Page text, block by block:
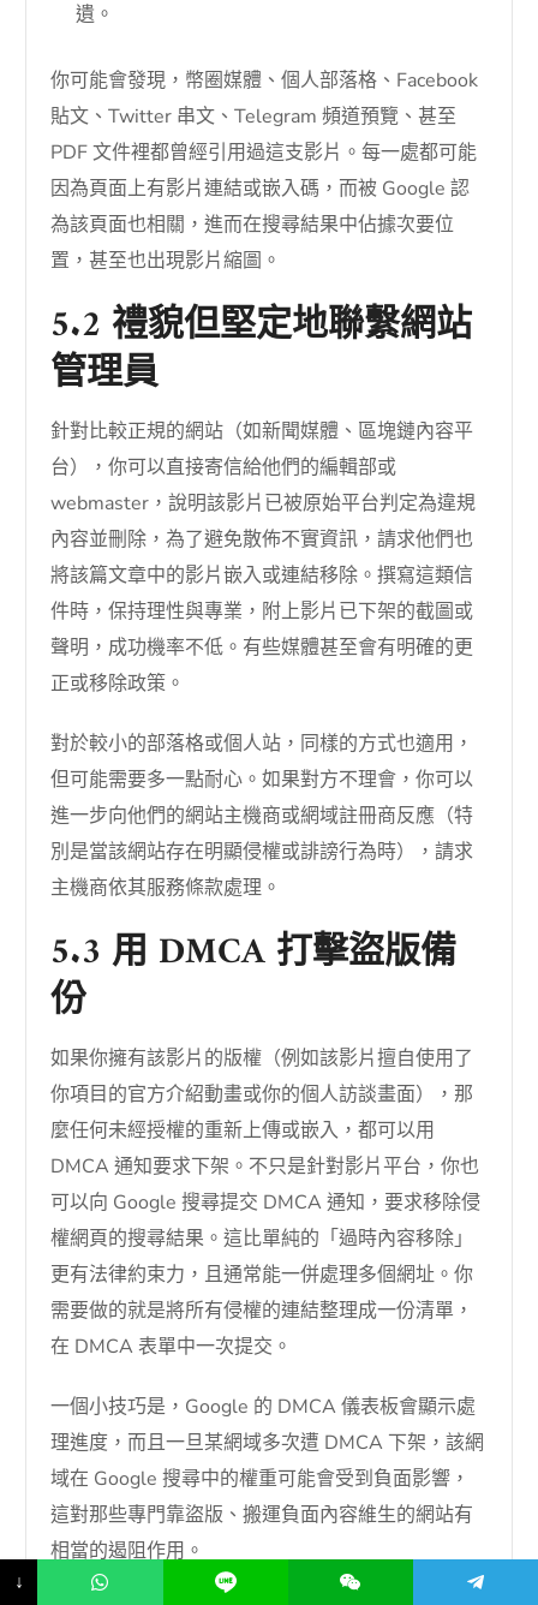
遺。
你可能會發現，幣圈媒體、個人部落格、Facebook
貼文、Twitter 串文、Telegram 頻道預覽、甚至
PDF 文件裡都曾經引用過這支影片。每一處都可能
因為頁面上有影片連結或嵌入碼，而被 Google 認
為該頁面也相關，進而在搜尋結果中佔據次要位
置，甚至也出現影片縮圖。
5.2 禮貌但堅定地聯繫網站
管理員
針對比較正規的網站（如新聞媒體、區塊鏈內容平
台），你可以直接寄信給他們的編輯部或
webmaster，說明該影片已被原始平台判定為違規
內容並刪除，為了避免散佈不實資訊，請求他們也
將該篇文章中的影片嵌入或連結移除。撰寫這類信
件時，保持理性與專業，附上影片已下架的截圖或
聲明，成功機率不低。有些媒體甚至會有明確的更
正或移除政策。
對於較小的部落格或個人站，同樣的方式也適用，
但可能需要多一點耐心。如果對方不理會，你可以
進一步向他們的網站主機商或網域註冊商反應（特
別是當該網站存在明顯侵權或誹謗行為時），請求
主機商依其服務條款處理。
5.3 用 DMCA 打擊盜版備
份
如果你擁有該影片的版權（例如該影片擅自使用了
你項目的官方介紹動畫或你的個人訪談畫面），那
麼任何未經授權的重新上傳或嵌入，都可以用
DMCA 通知要求下架。不只是針對影片平台，你也
可以向 Google 搜尋提交 DMCA 通知，要求移除侵
權網頁的搜尋結果。這比單純的「過時內容移除」
更有法律約束力，且通常能一併處理多個網址。你
需要做的就是將所有侵權的連結整理成一份清單，
在 DMCA 表單中一次提交。
一個小技巧是，Google 的 DMCA 儀表板會顯示處
理進度，而且一旦某網域多次遭 DMCA 下架，該網
域在 Google 搜尋中的權重可能會受到負面影響，
這對那些專門靠盜版、搬運負面內容維生的網站有
相當的遏阻作用。
↓